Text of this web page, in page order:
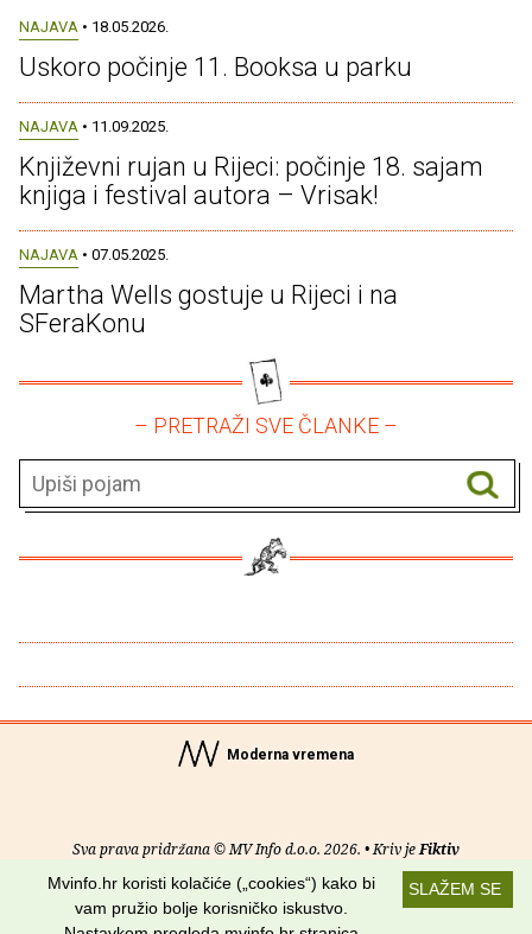
NAJAVA • 18.05.2026.
Uskoro počinje 11. Booksa u parku
NAJAVA • 11.09.2025.
Književni rujan u Rijeci: počinje 18. sajam
knjiga i festival autora – Vrisak!
NAJAVA • 07.05.2025.
Martha Wells gostuje u Rijeci i na
SFeraKonu
– PRETRAŽI SVE ČLANKE –
Moderna vremena
Sva prava pridržana © MV Info d.o.o. 2026. • Kriv jeFiktiv
O nama• Pomoć• Uvjeti korištenja•RSS kanaliSLAŽEM SE
Mvinfo.hr koristi kolačiće („cookies“) kako bi
vam pružio bolje korisničko iskustvo.